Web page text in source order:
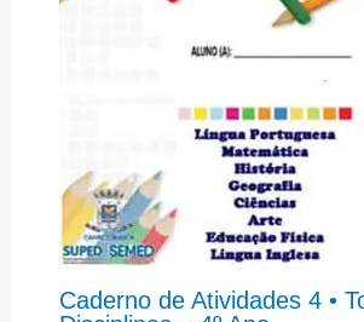
Caderno de Atividades 4 •